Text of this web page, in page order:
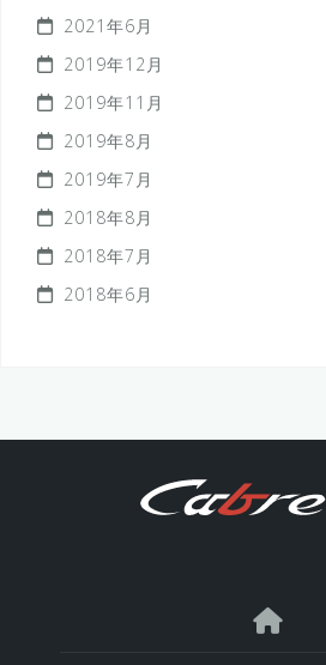
2021年6月
2019年12月
2019年11月
2019年8月
2019年7月
2018年8月
2018年7月
2018年6月